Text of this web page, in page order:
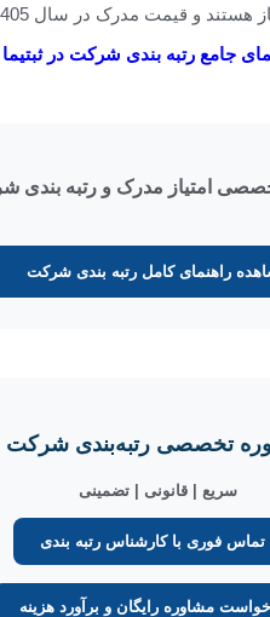
در سال 1405متغیر و وابسته به شرایط است
جامع رتبه بندی شرکت در ثبتیما
امتیاز مدرک و رتبه بندی
راهنمای کامل رتبه بندی شرکت
تخصصیرتبه‌بندی شرکت
سریع | قانونی | تضمینی
تماس فوری با کارشناس رتبه بندی
مشاوره رایگان و برآورد هزینه